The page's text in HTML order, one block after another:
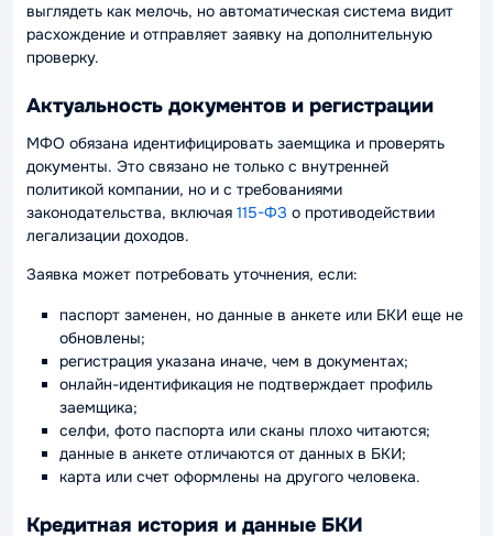
выглядеть как мелочь, но автоматическая система видит
расхождение и отправляет заявку на дополнительную
проверку.
Актуальность документов и регистрации
МФО обязана идентифицировать заемщика и проверять
документы. Это связано не только с внутренней
политикой компании, но и с требованиями
законодательства, включая 115-ФЗ о противодействии
легализации доходов.
Заявка может потребовать уточнения, если:
паспорт заменен, но данные в анкете или БКИ еще не
обновлены;
регистрация указана иначе, чем в документах;
онлайн-идентификация не подтверждает профиль
заемщика;
селфи, фото паспорта или сканы плохо читаются;
данные в анкете отличаются от данных в БКИ;
карта или счет оформлены на другого человека.
Кредитная история и данные БКИ